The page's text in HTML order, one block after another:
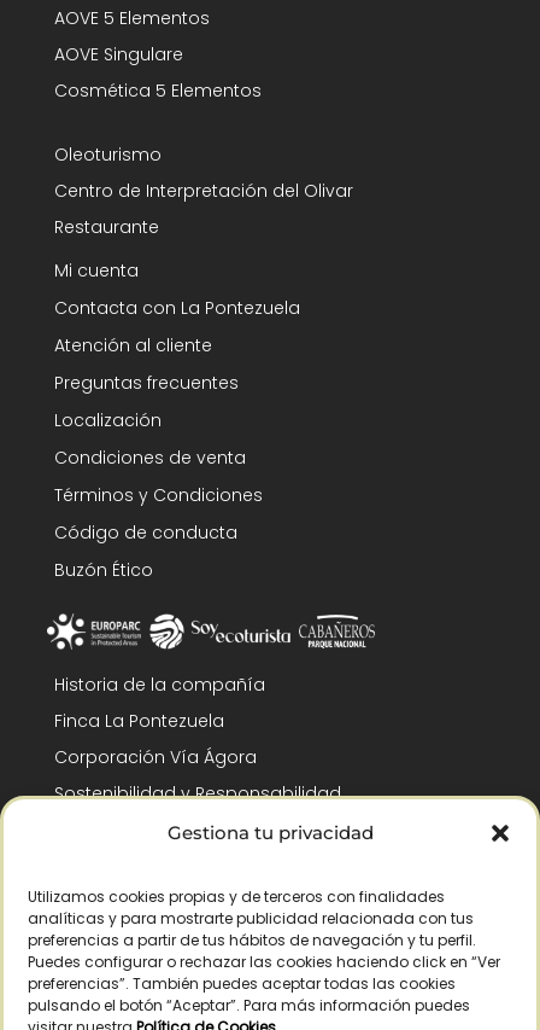
Gestiona tu privacidad
Utilizamos cookies propias y de terceros con finalidades
analíticas y para mostrarte publicidad relacionada con tus
preferencias a partir de tus hábitos de navegación y tu perfil.
Puedes configurar o rechazar las cookies haciendo click en “Ver
preferencias”. También puedes aceptar todas las cookies
pulsando el botón “Aceptar”. Para más información puedes
AOVE 5 Elementos
AOVE Singulare
Cosmética 5 Elementos
Oleoturismo
Centro de Interpretación del Olivar
Restaurante
Mi cuenta
Contacta con La Pontezuela
Atención al cliente
Preguntas frecuentes
Localización
Condiciones de venta
Términos y Condiciones
Código de conducta
Buzón Ético
Historia de la compañía
Finca La Pontezuela
Corporación Vía Ágora
Sostenibilidad y Responsabilidad
RSC y Fundación Gómez-Pintado
Reconocimientos